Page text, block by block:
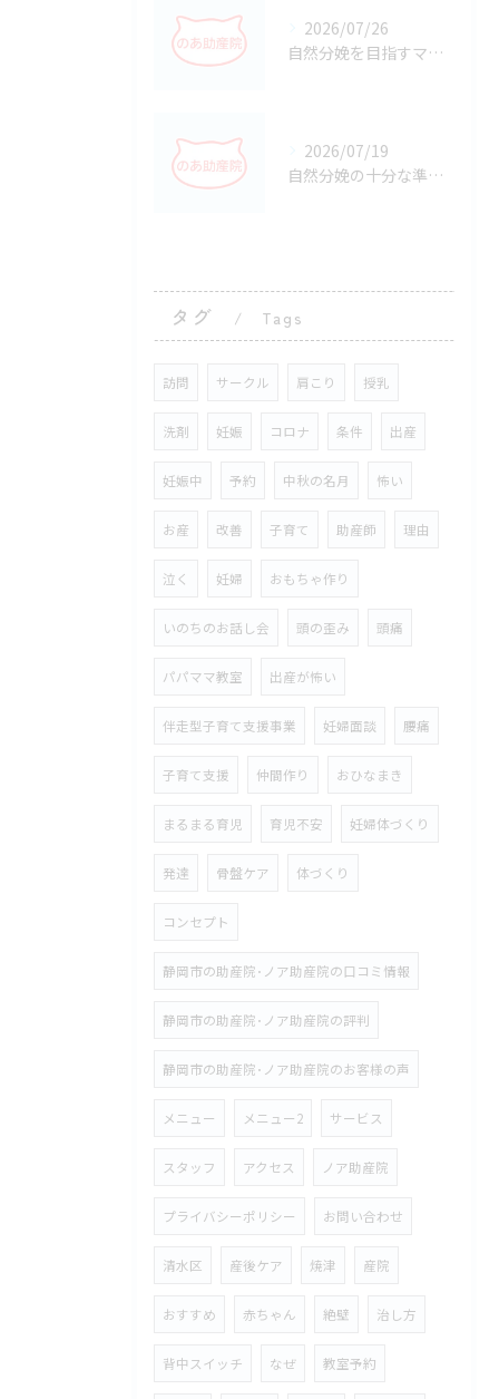
2026/07/26
自然分娩を目指すマタニティヨガで安産につなげる始め方と安全な実践ポイント
2026/07/19
自然分娩の十分な準備で静岡県静岡市掛川市の出産とサポートを安心して迎える方法
タグ Tags
訪問 サークル 肩こり 授乳
洗剤 妊娠 コロナ 条件 出産
妊娠中 予約 中秋の名月 怖い
お産 改善 子育て 助産師 理由
泣く 妊婦 おもちゃ作り
いのちのお話し会 頭の歪み 頭痛
パパママ教室 出産が怖い
伴走型子育て支援事業 妊婦面談 腰痛
子育て支援 仲間作り おひなまき
まるまる育児 育児不安 妊婦体づくり
発達 骨盤ケア 体づくり
コンセプト
静岡市の助産院･ノア助産院の口コミ情報
静岡市の助産院･ノア助産院の評判
静岡市の助産院･ノア助産院のお客様の声
メニュー メニュー2 サービス
スタッフ アクセス ノア助産院
プライバシーポリシー お問い合わせ
清水区 産後ケア 焼津 産院
おすすめ 赤ちゃん 絶壁 治し方
背中スイッチ なぜ 教室予約